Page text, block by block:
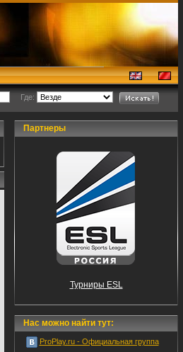
Где:
Партнеры
Турниры ESL
Нас можно найти тут:
ProPlay.ru - Официальная группа